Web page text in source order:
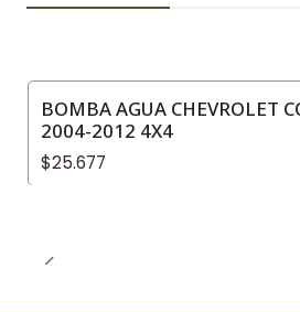
BOMBA AGUA CHEVROLET
2004-2012 4X4
$25.677